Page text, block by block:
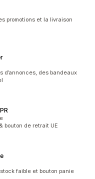
promotions et la livraison
d’annonces, des bandeaux
bouton de retrait UE
faible et bouton panie